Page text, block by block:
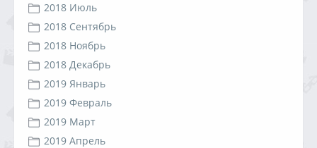
2018 Июль
2018 Сентябрь
2018 Ноябрь
2018 Декабрь
2019 Январь
2019 Февраль
2019 Март
2019 Апрель